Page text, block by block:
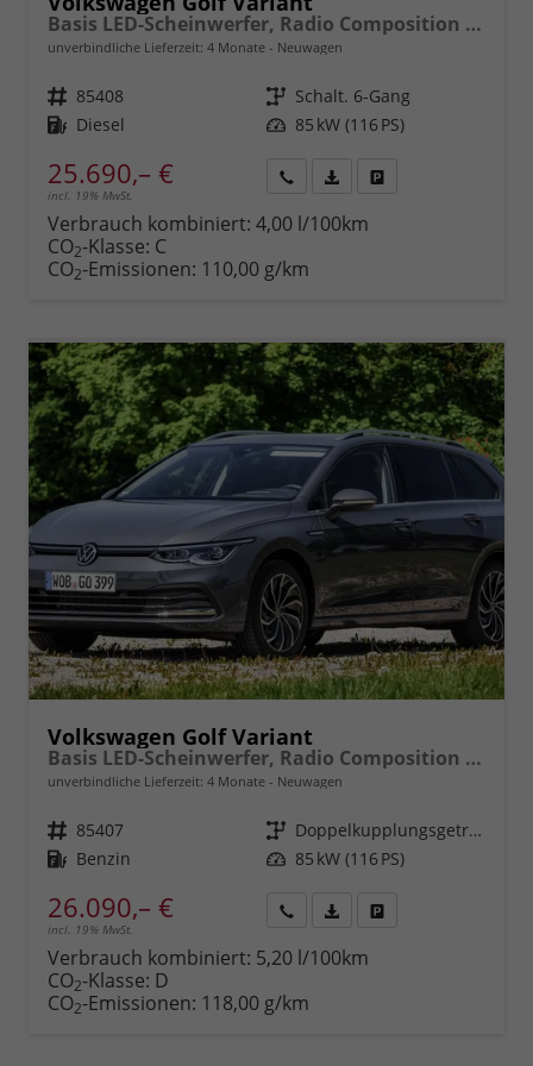
Basis LED-Scheinwerfer, Radio Composition 10,3" + Wireless App-Connect, Parksensoren vorne und hinten, Climatronic, M-Lederlenkrad, Digitales Cockpit, Reserverad, Dachreling uvm.
unverbindliche Lieferzeit: 4 Monate Neuwagen
Fahrzeugnr. 85408 Getriebe Schalt. 6-Gang
Kraftstoff Diesel Leistung 85 kW (116 PS)
25.690,– €
incl. 19% MwSt.
anfordern
Datei,
Verbrauch kombiniert: 4,00 l/100km
CO2-Klasse: C
CO2-Emissionen: 110,00 g/km
Volkswagen Golf Variant
Basis LED-Scheinwerfer, Radio Composition 10,3" + Wireless App-Connect, Parksensoren vorne und hinten, Climatronic, M-Lederlenkrad, Digitales Cockpit, Reserverad, Dachreling uvm.
unverbindliche Lieferzeit: 4 Monate Neuwagen
Fahrzeugnr. 85407 Getriebe
Doppelkupplungsgetriebe (DSG)
Kraftstoff Benzin Leistung 85 kW (116 PS)
26.090,– €
incl. 19% MwSt.
anfordern
Datei,
Verbrauch kombiniert: 5,20 l/100km
CO2-Klasse: D
CO2-Emissionen: 118,00 g/km